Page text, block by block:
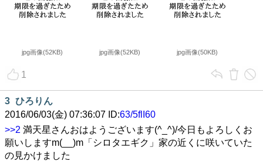
jpg画像(52KB) jpg画像(52KB) jpg画像(50KB)
1
3 ひろりん
2016/06/03(金) 07:36:07 ID:63/5flI60
>>2 満天星さんおはようございます(^_^)/今日もよろしくお
願いしますm(__)m「シロタエギク」家の近くに咲いていた
の見かけました